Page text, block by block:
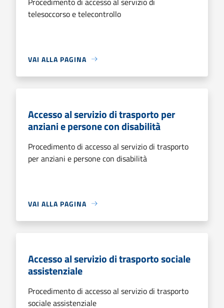
telesoccorso e telecontrollo
VAI ALLA PAGINA
Accesso al servizio di trasporto per
anziani e persone con disabilità
Procedimento di accesso al servizio di trasporto
per anziani e persone con disabilità
VAI ALLA PAGINA
Accesso al servizio di trasporto sociale
assistenziale
Procedimento di accesso al servizio di trasporto
sociale assistenziale